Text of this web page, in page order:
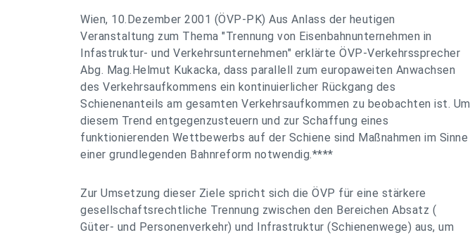
Wien, 10.Dezember 2001 (ÖVP-PK) Aus Anlass der heutigen
Veranstaltung zum Thema "Trennung von Eisenbahnunternehmen in
Infastruktur- und Verkehrsunternehmen" erklärte ÖVP-Verkehrssprecher
Abg. Mag.Helmut Kukacka, dass parallell zum europaweiten Anwachsen
des Verkehrsaufkommens ein kontinuierlicher Rückgang des
Schienenanteils am gesamten Verkehrsaufkommen zu beobachten ist. Um
diesem Trend entgegenzusteuern und zur Schaffung eines
funktionierenden Wettbewerbs auf der Schiene sind Maßnahmen im Sinne
einer grundlegenden Bahnreform notwendig.****
Zur Umsetzung dieser Ziele spricht sich die ÖVP für eine stärkere
gesellschaftsrechtliche Trennung zwischen den Bereichen Absatz (
Güter- und Personenverkehr) und Infrastruktur (Schienenwege) aus, um